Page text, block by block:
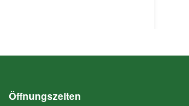
Öffnungszeiten